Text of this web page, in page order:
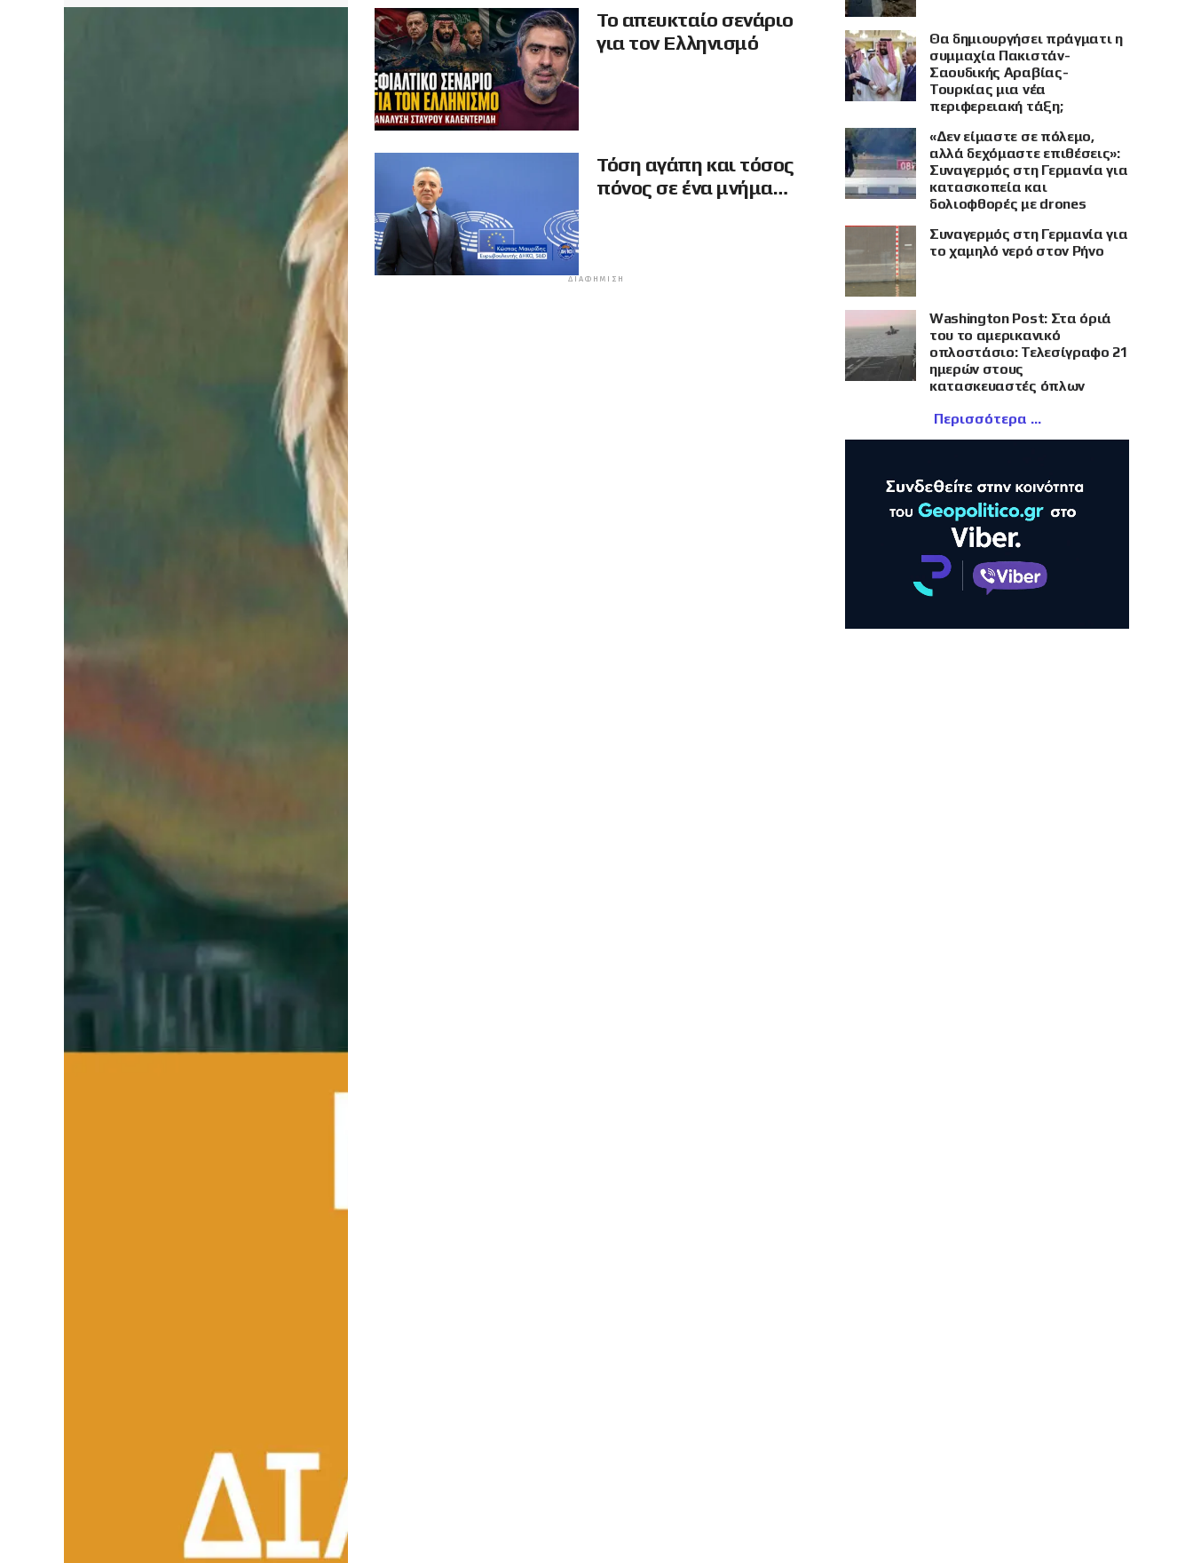
Το απευκταίο σενάριο
για τον Ελληνισμό
Τόση αγάπη και τόσος
πόνος σε ένα μνήμα…
ΔΙΑΦΉΜΙΣΗ
Θα δημιουργήσει πράγματι η
συμμαχία Πακιστάν-
Σαουδικής Αραβίας-
Τουρκίας μια νέα
περιφερειακή τάξη;
«Δεν είμαστε σε πόλεμο,
αλλά δεχόμαστε επιθέσεις»:
Συναγερμός στη Γερμανία για
κατασκοπεία και
δολιοφθορές με drones
Συναγερμός στη Γερμανία για
το χαμηλό νερό στον Ρήνο
Washington Post: Στα όριά
του το αμερικανικό
οπλοστάσιο: Τελεσίγραφο 21
ημερών στους
κατασκευαστές όπλων
Περισσότερα